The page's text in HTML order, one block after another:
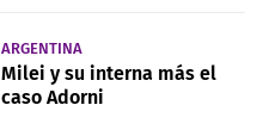
ARGENTINA
Milei y su interna más el
caso Adorni